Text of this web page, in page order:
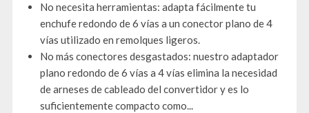
No necesita herramientas: adapta fácilmente tu
enchufe redondo de 6 vías a un conector plano de 4
vías utilizado en remolques ligeros.
No más conectores desgastados: nuestro adaptador
plano redondo de 6 vías a 4 vías elimina la necesidad
de arneses de cableado del convertidor y es lo
suficientemente compacto como...